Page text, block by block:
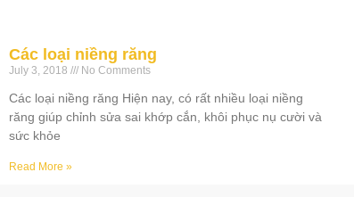
Các loại niềng răng
July 3, 2018 No Comments
Các loại niềng răng Hiện nay, có rất nhiều loại niềng
răng giúp chỉnh sửa sai khớp cắn, khôi phục nụ cười và
sức khỏe
Read More »